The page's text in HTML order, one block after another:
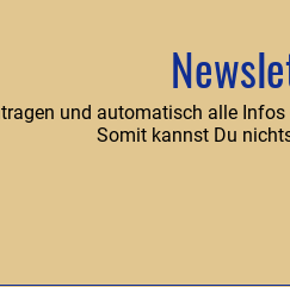
und automatisch alle
Somit kannst Du